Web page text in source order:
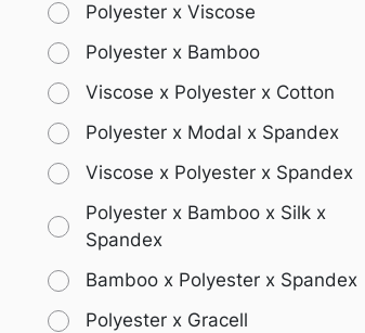
Polyester x Viscose
Polyester x Bamboo
Viscose x Polyester x Cotton
Polyester x Modal x Spandex
Viscose x Polyester x Spandex
Polyester x Bamboo x Silk x
Spandex
Bamboo x Polyester x Spandex
Polyester x Gracell